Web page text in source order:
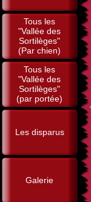
Tous les
"Vallée des
Sortilèges"
(Par chien)
Tous les
"Vallée des
Sortilèges"
(par portée)
Les disparus
Galerie